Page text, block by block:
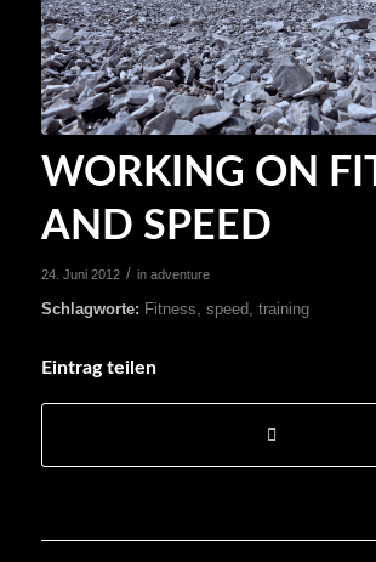
WORKING ON
AND SPEED
24. Juni 2012 / in adventure
Schlagworte: Fitness, speed, training
Eintrag teilen